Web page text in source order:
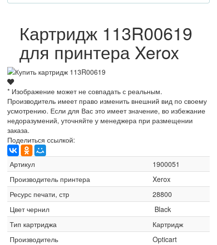
Картридж 113R00619
для принтера Xerox
* Изображение может не совпадать с реальным.
Производитель имеет право изменить внешний вид по своему
усмотрению. Если для Вас это имеет значение, во избежание
недоразумений, уточняйте у менеджера при размещении
заказа.
Поделиться ссылкой:
Артикул
1900051
Производитель принтера
Xerox
Ресурс печати, стр
28800
Цвет чернил
Black
Тип картриджа
Картридж
Производитель
Opticart